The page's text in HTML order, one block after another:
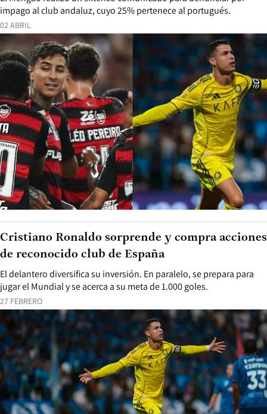
02 ABRIL
impago al club andaluz, cuyo 25% pertenece al portugués.
27 FEBRERO
El delantero diversifica su inversión. En paralelo, se prepara para
jugar el Mundial y se acerca a su meta de 1.000 goles.
Cristiano Ronaldo sorprende y compra acciones
de reconocido club de España